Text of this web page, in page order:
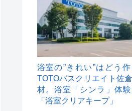
浴室の”きれい”はどう
TOTOバスクリエイト佐
材。浴室「シンラ」体
「浴室クリアキープ」